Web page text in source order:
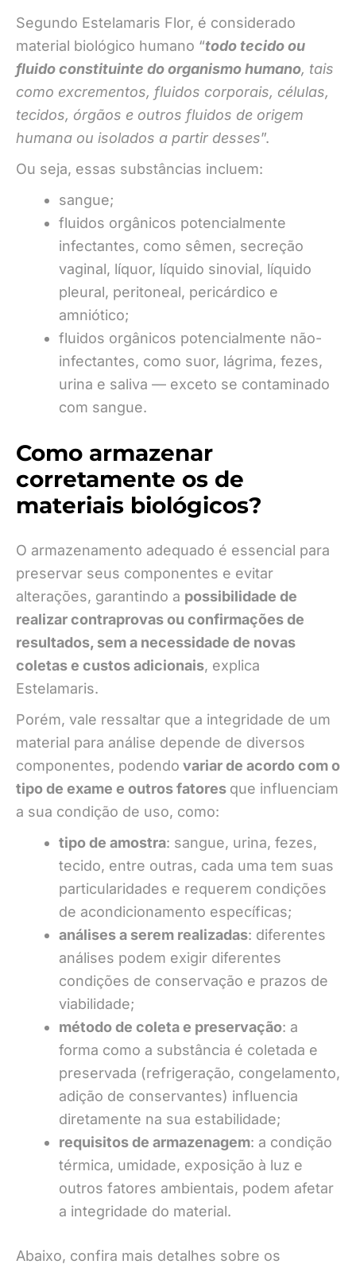
Segundo Estelamaris Flor, é considerado
material biológico humano “todo tecido ou
fluido constituinte do organismo humano, tais
como excrementos, fluidos corporais, células,
tecidos, órgãos e outros fluidos de origem
humana ou isolados a partir desses”.
Ou seja, essas substâncias incluem:
sangue;
fluidos orgânicos potencialmente
infectantes, como sêmen, secreção
vaginal, líquor, líquido sinovial, líquido
pleural, peritoneal, pericárdico e
amniótico;
fluidos orgânicos potencialmente não-
infectantes, como suor, lágrima, fezes,
urina e saliva — exceto se contaminado
com sangue.
Como armazenar
corretamente os de
materiais biológicos?
O armazenamento adequado é essencial para
preservar seus componentes e evitar
alterações, garantindo a possibilidade de
realizar contraprovas ou confirmações de
resultados, sem a necessidade de novas
coletas e custos adicionais, explica
Estelamaris.
Porém, vale ressaltar que a integridade de um
material para análise depende de diversos
componentes, podendo variar de acordo com o
tipo de exame e outros fatores que influenciam
a sua condição de uso, como:
tipo de amostra: sangue, urina, fezes,
tecido, entre outras, cada uma tem suas
particularidades e requerem condições
de acondicionamento específicas;
análises a serem realizadas: diferentes
análises podem exigir diferentes
condições de conservação e prazos de
viabilidade;
método de coleta e preservação: a
forma como a substância é coletada e
preservada (refrigeração, congelamento,
adição de conservantes) influencia
diretamente na sua estabilidade;
requisitos de armazenagem: a condição
térmica, umidade, exposição à luz e
outros fatores ambientais, podem afetar
a integridade do material.
Abaixo, confira mais detalhes sobre os